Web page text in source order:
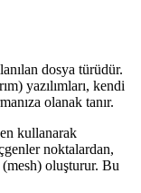
ılan dosya türüdür.
ım) yazılımları, kendi
ıza olanak tanır.
kullanarak
genler noktalardan,
(mesh) oluşturur. Bu